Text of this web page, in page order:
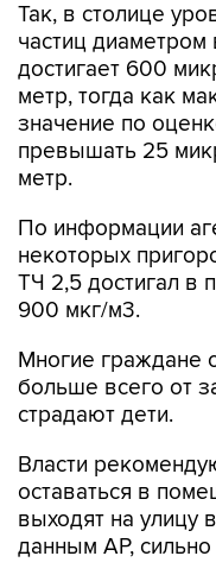
Так, в столице
частиц
достигает 600
метр, тогда как
значение по
превышать 25
метр.
По информации
некоторых
ТЧ 2,5 достигал в
900 мкг/м3.
Многие граждане
больше всего от
страдают дети.
Власти
оставаться в
выходят на улицу
данным AP,